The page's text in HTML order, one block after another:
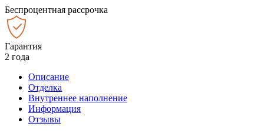
Беспроцентная рассрочка
Гарантия
2 года
Описание
Отделка
Внутреннее наполнение
Информация
Отзывы